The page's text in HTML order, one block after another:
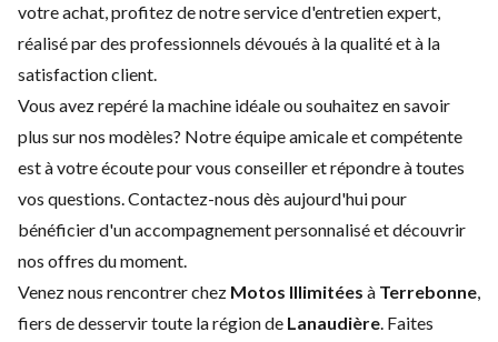
votre achat, profitez de notre service d'entretien expert,
réalisé par des professionnels dévoués à la qualité et à la
satisfaction client.
Vous avez repéré la machine idéale ou souhaitez en savoir
plus sur nos modèles? Notre équipe amicale et compétente
est à votre écoute pour vous conseiller et répondre à toutes
vos questions.Contactez-nous dès aujourd'hui pour
bénéficier d'un accompagnement personnalisé et découvrir
nos offres du moment.
Venez nous rencontrer chez Motos Illimitées à Terrebonne,
fiers de desservir toute la région de Lanaudière. Faites